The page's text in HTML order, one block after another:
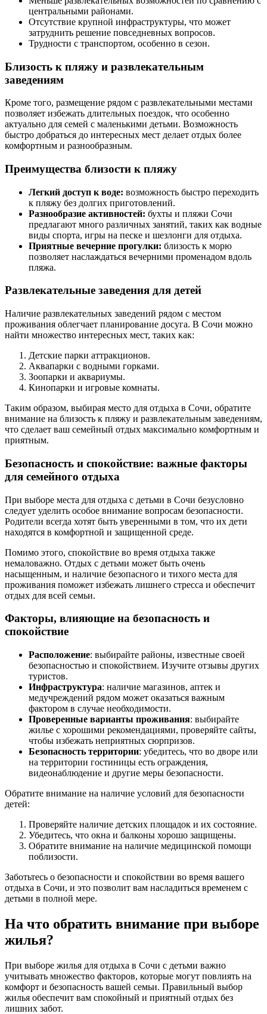
центральными районами.
Отсутствие крупной инфраструктуры, что может
затруднить решение повседневных вопросов.
Трудности с транспортом, особенно в сезон.
Близость к пляжу и развлекательным
заведениям
Кроме того, размещение рядом с развлекательными местами
позволяет избежать длительных поездок, что особенно
актуально для семей с маленькими детьми. Возможность
быстро добраться до интересных мест делает отдых более
комфортным и разнообразным.
Преимущества близости к пляжу
Легкий доступ к воде: возможность быстро переходить
к пляжу без долгих приготовлений.
Разнообразие активностей: бухты и пляжи Сочи
предлагают много различных занятий, таких как водные
виды спорта, игры на песке и шезлонги для отдыха.
Приятные вечерние прогулки: близость к морю
позволяет наслаждаться вечерними променадом вдоль
пляжа.
Развлекательные заведения для детей
Наличие развлекательных заведений рядом с местом
проживания облегчает планирование досуга. В Сочи можно
найти множество интересных мест, таких как:
Детские парки аттракционов.
Аквапарки с водными горками.
Зоопарки и аквариумы.
Кинопарки и игровые комнаты.
Таким образом, выбирая место для отдыха в Сочи, обратите
внимание на близость к пляжу и развлекательным заведениям,
что сделает ваш семейный отдых максимально комфортным и
приятным.
Безопасность и спокойствие: важные факторы
для семейного отдыха
При выборе места для отдыха с детьми в Сочи безусловно
следует уделить особое внимание вопросам безопасности.
Родители всегда хотят быть уверенными в том, что их дети
находятся в комфортной и защищенной среде.
Помимо этого, спокойствие во время отдыха также
немаловажно. Отдых с детьми может быть очень
насыщенным, и наличие безопасного и тихого места для
проживания поможет избежать лишнего стресса и обеспечит
отдых для всей семьи.
Факторы, влияющие на безопасность и
спокойствие
Расположение: выбирайте районы, известные своей
безопасностью и спокойствием. Изучите отзывы других
туристов.
Инфраструктура: наличие магазинов, аптек и
медучреждений рядом может оказаться важным
фактором в случае необходимости.
Проверенные варианты проживания: выбирайте
жилье с хорошими рекомендациями, проверяйте сайты,
чтобы избежать неприятных сюрпризов.
Безопасность территории: убедитесь, что во дворе или
на территории гостиницы есть ограждения,
видеонаблюдение и другие меры безопасности.
Обратите внимание на наличие условий для безопасности
детей:
Проверяйте наличие детских площадок и их состояние.
Убедитесь, что окна и балконы хорошо защищены.
Обратите внимание на наличие медицинской помощи
поблизости.
Заботьтесь о безопасности и спокойствии во время вашего
отдыха в Сочи, и это позволит вам насладиться временем с
детьми в полной мере.
На что обратить внимание при выборе
жилья?
При выборе жилья для отдыха в Сочи с детьми важно
учитывать множество факторов, которые могут повлиять на
комфорт и безопасность вашей семьи. Правильный выбор
жилья обеспечит вам спокойный и приятный отдых без
лишних забот.